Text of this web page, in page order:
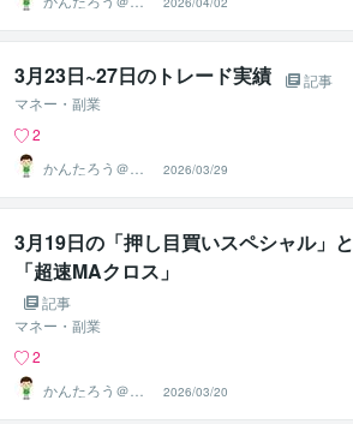
んたんFX
3月23日~27日のトレード実績
記事
マネー・副業
2
かんたろう＠か
んたんFX
2026/03/29
3月19日の「押し目買いスペシャル」と
「超速MAクロス」
記事
マネー・副業
2
かんたろう＠か
んたんFX
2026/03/20